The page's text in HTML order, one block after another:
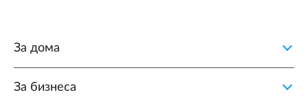
За дома
За бизнеса